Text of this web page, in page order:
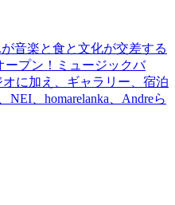
⾳楽と⾷と⽂化が交差する
ープン！ミュージックバ
に加え、ギャラリー、宿泊
、homarelanka、Andreら